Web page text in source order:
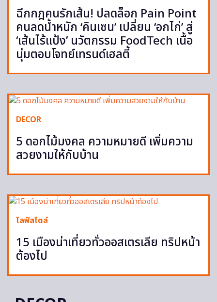
ฉีกกฎคนรักเส้น! ปลดล็อก Pain Point
คนลดน้ำหนัก ‘คินเซน’ เปลี่ยน ‘อกไก่’ สู่
‘เส้นไร้แป้ง’ นวัตกรรม FoodTech เนื้อ
นุ่มตอบโจทย์เทรนด์เฮลตี้
DECOR
5 ดอกไม้มงคล ความหมายดี เพิ่มความ
สวยงามให้กับบ้าน
ไลฟ์สไตล์
15 เมืองน่าเที่ยวทั่วออสเตรเลีย ทริปหน้า
ต้องไป